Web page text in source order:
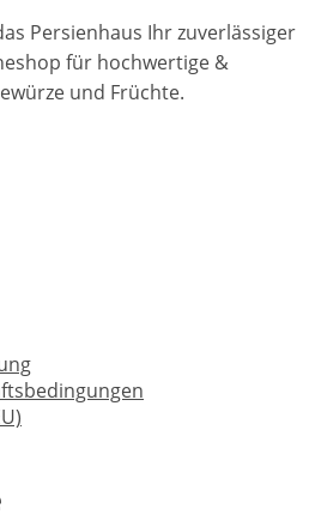
Persienhaus Ihr zuverlässiger
für hochwertige &
und Früchte.